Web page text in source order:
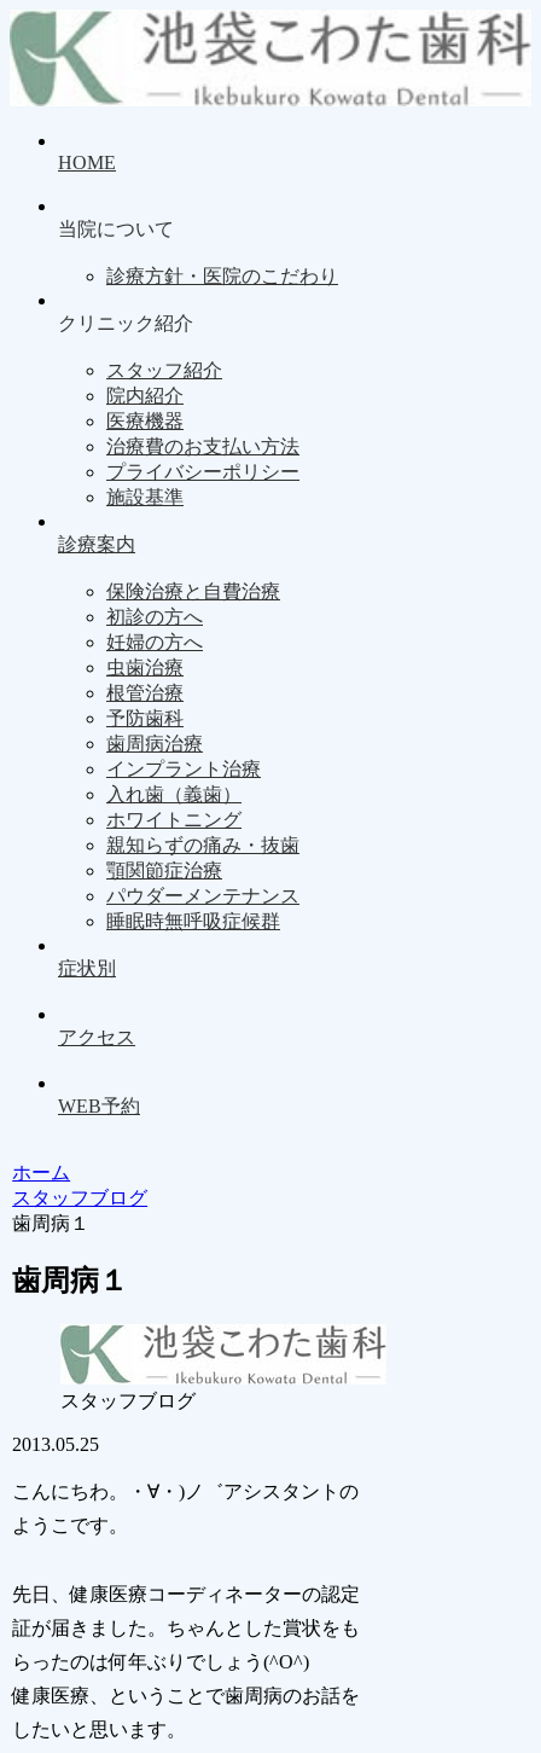
HOME
当院について
診療方針・医院のこだわり
クリニック紹介
スタッフ紹介
院内紹介
医療機器
治療費のお支払い方法
プライバシーポリシー
施設基準
診療案内
保険治療と自費治療
初診の方へ
妊婦の方へ
虫歯治療
根管治療
予防歯科
歯周病治療
インプラント治療
入れ歯（義歯）
ホワイトニング
親知らずの痛み・抜歯
顎関節症治療
パウダーメンテナンス
睡眠時無呼吸症候群
症状別
アクセス
WEB予約
ホーム
スタッフブログ
歯周病１
歯周病１
スタッフブログ
2013.05.25
こんにちわ。・∀・)ノ゛アシスタントの
ようこです。
先日、健康医療コーディネーターの認定
証が届きました。ちゃんとした賞状をも
らったのは何年ぶりでしょう(^O^)
健康医療、ということで歯周病のお話を
したいと思います。